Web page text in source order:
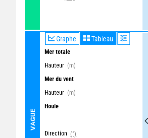
VAGUE
Graphe Tableau
Mer totale
Hauteur (m)
Mer du vent
Hauteur (m)
Houle
Direction (°)